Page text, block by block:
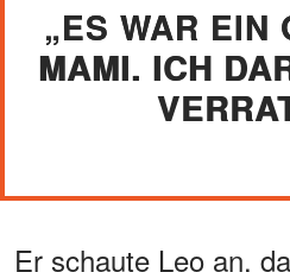
„ES WAR EIN
MAMI. ICH
Er schaute Leo an,